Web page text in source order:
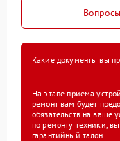
Какие документы вы
На этапе приема
ремонт вам будет
обязательств на ваше
по ремонту техники,
гарантийный талон.